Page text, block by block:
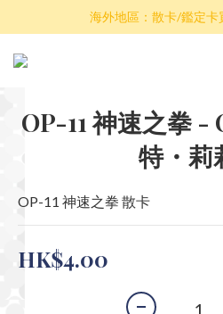
散卡買滿$100包平郵，全部產品
海外地區：散卡/鑑定卡
澳門/台灣/新加坡/馬來西亞/韓
OP-11 神速之拳 -
特・莉
OP-11 神速之拳 散卡
HK$4.00